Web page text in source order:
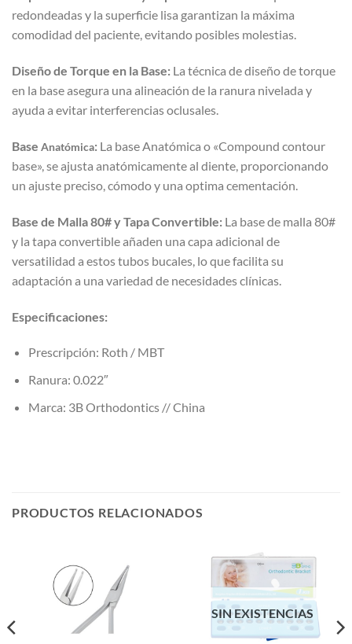
redondeadas y la superficie lisa garantizan la máxima
comodidad del paciente, evitando posibles molestias.
Diseño de Torque en la Base: La técnica de diseño de torque
en la base asegura una alineación de la ranura nivelada y
ayuda a evitar interferencias oclusales.
Base Anatómica: La base Anatómica o «Compound contour
base», se ajusta anatómicamente al diente, proporcionando
un ajuste preciso, cómodo y una optima cementación.
Base de Malla 80# y Tapa Convertible: La base de malla 80#
y la tapa convertible añaden una capa adicional de
versatilidad a estos tubos bucales, lo que facilita su
adaptación a una variedad de necesidades clínicas.
Especificaciones:
Prescripción: Roth / MBT
Ranura: 0.022″
Marca: 3B Orthodontics // China
PRODUCTOS RELACIONADOS
SIN EXISTENCIAS